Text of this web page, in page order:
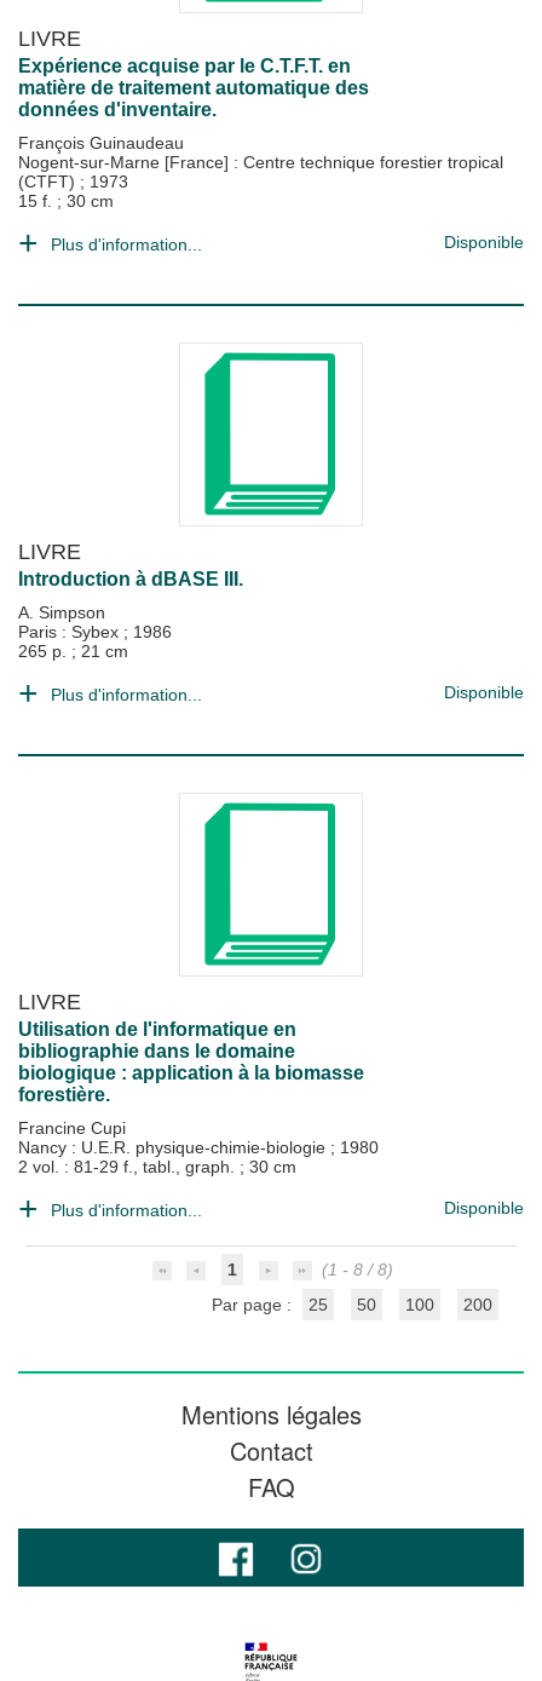
LIVRE
Expérience acquise par le C.T.F.T. en
matière de traitement automatique des
données d'inventaire.
François Guinaudeau
Nogent-sur-Marne [France] : Centre technique forestier tropical
(CTFT) ; 1973
15 f. ; 30 cm
Plus d'information... Disponible
LIVRE
Introduction à dBASE III.
A. Simpson
Paris : Sybex ; 1986
265 p. ; 21 cm
Plus d'information... Disponible
LIVRE
Utilisation de l'informatique en
bibliographie dans le domaine
biologique : application à la biomasse
forestière.
Francine Cupi
Nancy : U.E.R. physique-chimie-biologie ; 1980
2 vol. : 81-29 f., tabl., graph. ; 30 cm
Plus d'information... Disponible
1
(1 - 8 / 8)
Par page :
25 50 100 200
Mentions légales
Contact
FAQ